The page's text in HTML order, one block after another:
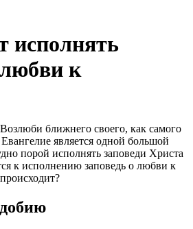
исполнять
к
ближнего своего, как самого
является одной большой
порой исполнять заповеди Христа
к исполнению заповедь о любви к